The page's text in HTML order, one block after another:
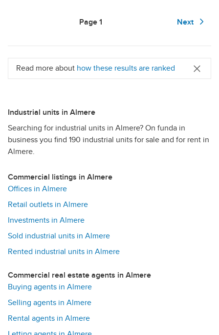
Page1 Next
Read more about how these results are ranked
Industrial units in Almere
Searching for industrial units in Almere? On funda in
business you find 190 industrial units for sale and for rent in
Almere.
Commercial listings in Almere
Offices in Almere
Retail outlets in Almere
Investments in Almere
Sold industrial units in Almere
Rented industrial units in Almere
Commercial real estate agents in Almere
Buying agents in Almere
Selling agents in Almere
Rental agents in Almere